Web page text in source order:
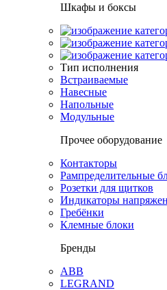
Шкафы и боксы
Тип исполнения
Встраиваемые
Навесные
Напольные
Модульные
Прочее оборудование
Контакторы
Рампределительные
Розетки для щитков
Индикаторы
Гребёнки
Клемные блоки
Бренды
ABB
LEGRAND